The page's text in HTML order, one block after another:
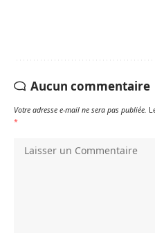
Aucun commentaire
Votre adresse e-mail ne sera pas publiée.
*